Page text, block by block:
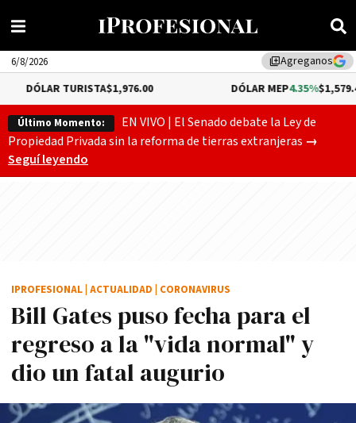
library_addAgreganos
6/8/2026
$1,976.00 4.35%$1,579.46
Último Momento:
EN VIVO | El Senado debate la Ley de
Propiedad Privada sin la reforma de tierras extranjeras →
Seguí leyendo
Bill Gates puso fecha para el
regreso a la "vida normal" y
dio un fatal augurio
IPROFESIONAL ACTUALIDAD CORONAVIRUS